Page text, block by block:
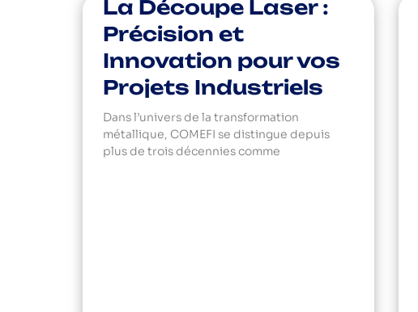
La Découpe Laser :
Précision et
Innovation pour vos
Projets Industriels
Dans l’univers de la transformation
métallique, COMEFI se distingue depuis
plus de trois décennies comme